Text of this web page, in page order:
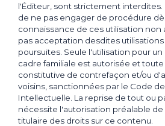
l'Éditeur, sont strictement interdites.
de ne pas engager de procédure
connaissance de ces utilisation non
pas acceptation desdites
poursuites. Seule l'utilisation pour
cadre familiale est autorisée et
constitutive de contrefaçon et/ou
voisins, sanctionnées par le Code
Intellectuelle. La reprise de tout ou
nécessite l'autorisation préalable de
titulaire des droits sur ce contenu.
DIVERS
ACCESSOIRE
CULINAIRE
PRÉPARATION CULINAIRE
FAIT MAISON
ROBOT CULINAIRE
CUISSON
FOUR POSABLE
CUISEUR
PLAQUE RÉCHAUD
Nous contacter
Haut de la page
MENTIONS LÉGALES
POLITIQUE DE CONFIDENTIALITÉ
CGV
COOKIES